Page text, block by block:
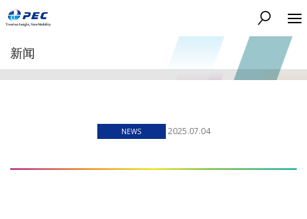
搜索
新闻
NEWS 2025.07.04